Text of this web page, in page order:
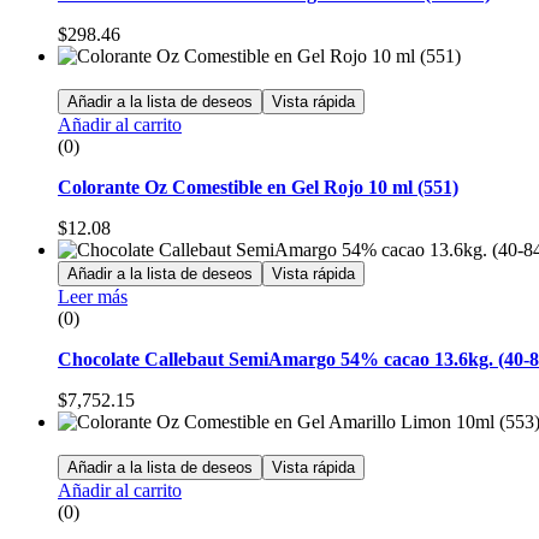
$298.46
Añadir a la lista de deseos Vista rápida
Añadir al carrito
(0)
Colorante Oz Comestible en Gel Rojo 10 ml (551)
$12.08
Añadir a la lista de deseos Vista rápida
Leer más
(0)
Chocolate Callebaut SemiAmargo 54% cacao 13.6kg. (40-
$7,752.15
Añadir a la lista de deseos Vista rápida
Añadir al carrito
(0)